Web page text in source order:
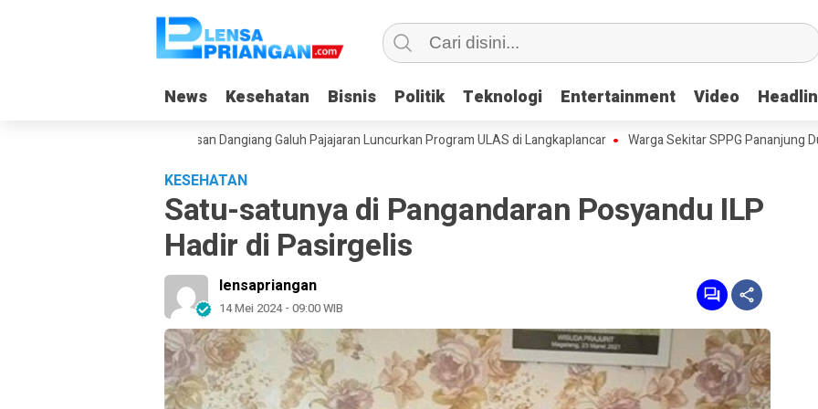
News Kesehatan Bisnis Politik Teknologi Entertainment Video
News Kesehatan Bisnis Politik Teknologi Entertainment Video
Saat Liburan, Yayasan Dangiang Galuh Pajajaran Luncurkan Program ULAS di Langkaplancar Warga Sekitar SPPG Pananjung Dua
KESEHATAN
Satu-satunya di Pangandaran Posyandu ILP
Hadir di Pasirgelis
lensapriangan
14 Mei 2024 - 09:00 WIB